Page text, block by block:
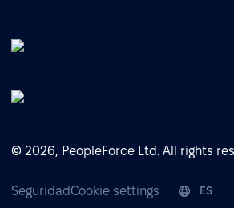
© 2026, PeopleForce Ltd. All rights
SeguridadCookie settings ES